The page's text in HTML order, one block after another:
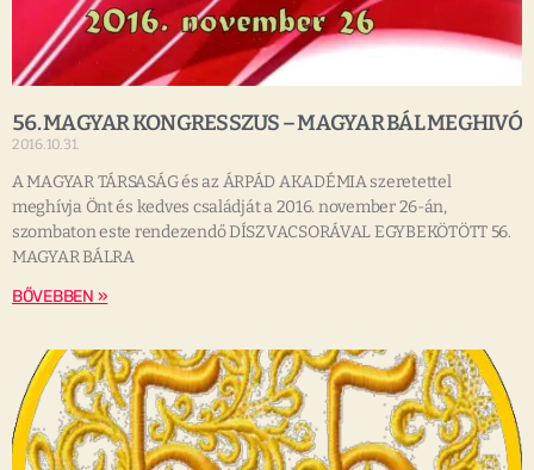
56. MAGYAR KONGRESSZUS – MAGYAR BÁL MEGHIVÓ
2016.10.31.
A MAGYAR TÁRSASÁG és az ÁRPÁD AKADÉMIA szeretettel
meghívja Önt és kedves családját a 2016. november 26-án,
szombaton este rendezendő DÍSZVACSORÁVAL EGYBEKÖTÖTT 56.
MAGYAR BÁLRA
BŐVEBBEN »